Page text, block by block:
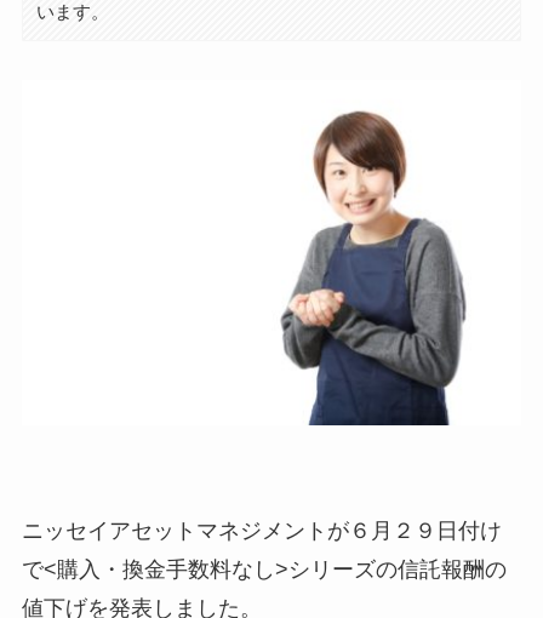
います。
ニッセイアセットマネジメントが６月２９日付け
で<購入・換金手数料なし>シリーズの信託報酬の
値下げを発表しました。